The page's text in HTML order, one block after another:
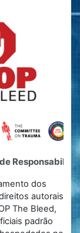
dos
autorais
The Bleed,
padrão